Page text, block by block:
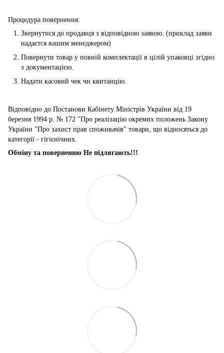
Процедура повернення:
Звернутися до продавця з відповідною заявою. (приклад заяви
надаєтся вашим менеджером)
Повернути товар у повній комплектації в цілій упаковці згідно
з документацією.
Надати касовий чек чи квитанцію.
Відповідно до Постанови Кабінету Міністрів України від 19
березня 1994 р. № 172 "Про реалізацію окремих положень Закону
України "Про захист прав споживачів" товари, що відносяться до
категорії - гігієнічних.
Обміну та поверненню Не підлягають!!!